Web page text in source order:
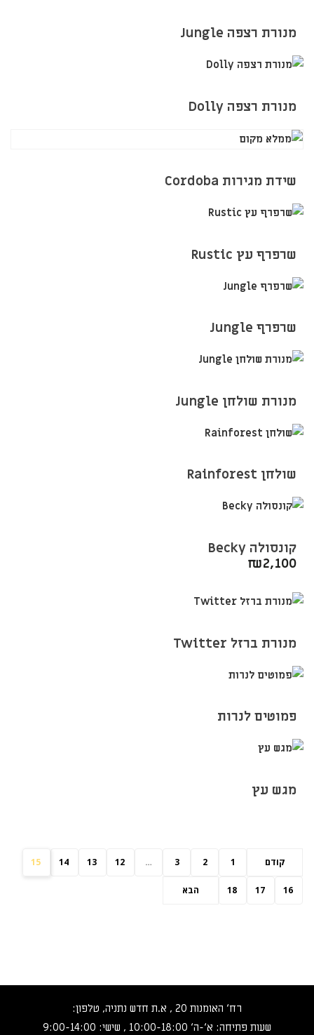
מנורת רצפה Jungle
מנורת רצפה Dolly
שידת מגירות Cordoba
שרפרף עץ Rustic
שרפרף Jungle
מנורת שולחן Jungle
שולחן Rainforest
קונסולה Becky
₪2,100
מנורת ברזל Twitter
פמוטים לנרות
מגש עץ
קודם 1
2
3
…
12
13
14
15
16
17
18 הבא
רח‘ האומנות 20 , א.ת חדש נתניה, טלפון:
שעות פתיחה: א‘-ה‘ 10:00-18:00 , שישי: 9:00-14:00